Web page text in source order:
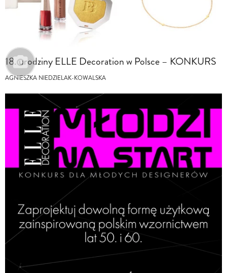
18. urodziny ELLE Decoration w Polsce – KONKURS
AGNIESZKA NIEDZIELAK-KOWALSKA